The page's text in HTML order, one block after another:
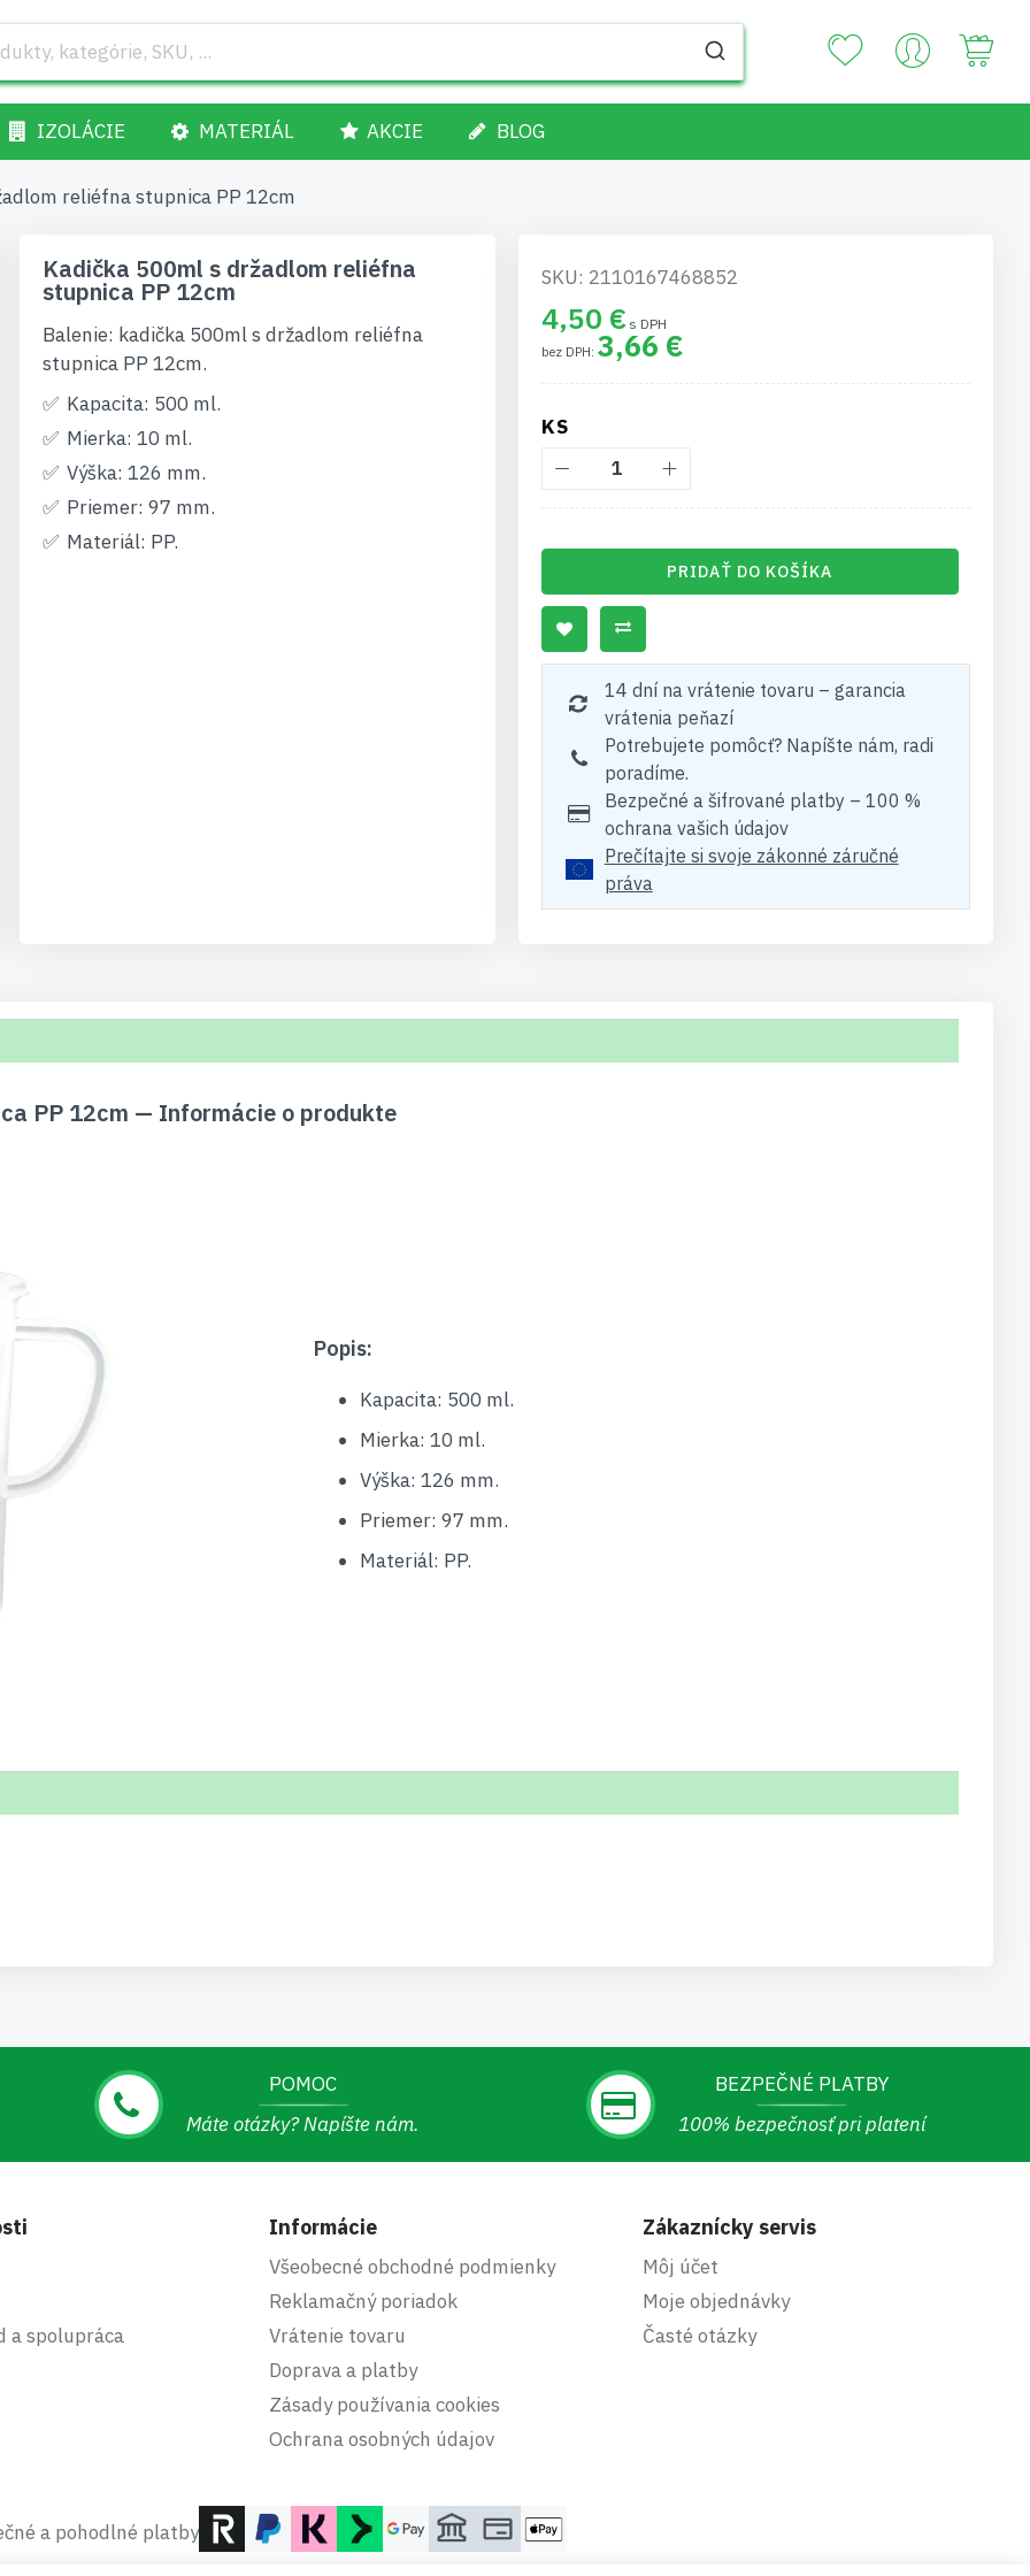
IZOLÁCIE MATERIÁL AKCIE BLOG
reliéfna stupnica PP 12cm
Kadička 500ml s držadlom reliéfna
stupnica PP 12cm
Balenie: kadička 500ml s držadlom reliéfna
stupnica PP 12cm.
Kapacita: 500 ml.
Mierka: 10 ml.
Výška: 126 mm.
Priemer: 97 mm.
Materiál: PP.
SKU: 2110167468852
4,50 €
3,66 €
KS
PRIDAŤ DO KOŠÍKA
14 dní na vrátenie tovaru – garancia
vrátenia peňazí
Potrebujete pomôcť? Napíšte nám, radi
poradíme.
Bezpečné a šifrované platby – 100 %
ochrana vašich údajov
Prečítajte si svoje zákonné záručné
práva
PP 12cm — Informácie o produkte
Popis:
Kapacita: 500 ml.
Mierka: 10 ml.
Výška: 126 mm.
Priemer: 97 mm.
Materiál: PP.
POMOC
Máte otázky? Napíšte nám.
BEZPEČNÉ PLATBY
100% bezpečnosť pri platení
a spolupráca
Informácie
Všeobecné obchodné podmienky
Reklamačný poriadok
Vrátenie tovaru
Doprava a platby
Zásady používania cookies
Ochrana osobných údajov
Zákaznícky servis
Môj účet
Moje objednávky
Časté otázky
a pohodlné platby